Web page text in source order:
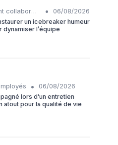
Engagement collaborateurs •
06/08/2026
un icebreaker humeur
dynamiser l’équipe
•
06/08/2026
lors d’un entretien
atout pour la qualité de vie